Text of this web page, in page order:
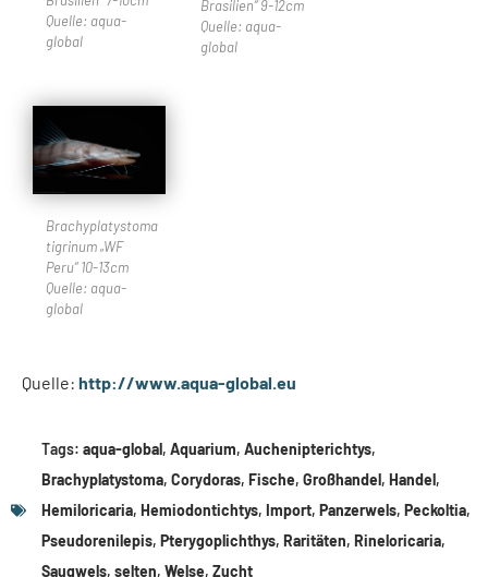
Quelle: aqua-
global
Brasilien“ 9-12cm
Quelle: aqua-
global
Brachyplatystoma
tigrinum „WF
Peru“ 10-13cm
Quelle: aqua-
global
Quelle: http://www.aqua-global.eu
Tags: aqua-global, Aquarium, Auchenipterichtys,
Brachyplatystoma, Corydoras, Fische, Großhandel, Handel,
Hemiloricaria, Hemiodontichtys, Import, Panzerwels, Peckoltia,
Pseudorenilepis, Pterygoplichthys, Raritäten, Rineloricaria,
Saugwels, selten, Welse, Zucht